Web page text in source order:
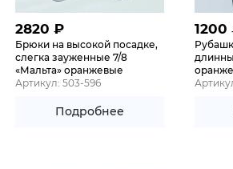
2820 ₽
Брюки на высокой посадке,
слегка зауженные 7/8
«Мальта» оранжевые
Артикул: 503-596
Подробнее
1200